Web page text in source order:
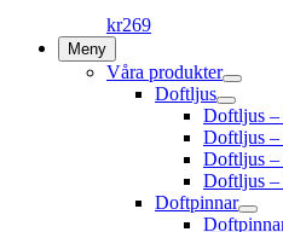
kr269
Meny
Våra produkter
Doftljus
Doftljus –
Doftljus –
Doftljus –
Doftljus –
Doftpinnar